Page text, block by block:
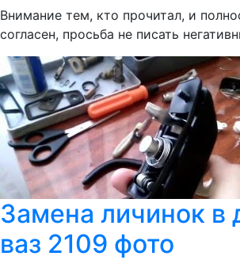
Внимание тем, кто прочитал, и
согласен, просьба не писать
Замена личинок в
ваз 2109 фото